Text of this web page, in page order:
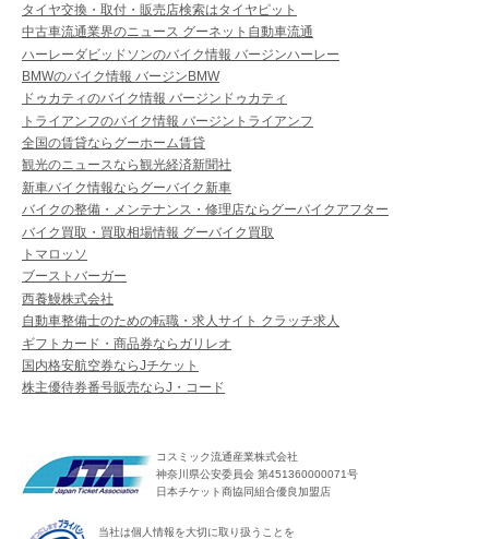
タイヤ交換・取付・販売店検索はタイヤピット
中古車流通業界のニュース グーネット自動車流通
ハーレーダビッドソンのバイク情報 バージンハーレー
BMWのバイク情報 バージンBMW
ドゥカティのバイク情報 バージンドゥカティ
トライアンフのバイク情報 バージントライアンフ
全国の賃貸ならグーホーム賃貸
観光のニュースなら観光経済新聞社
新車バイク情報ならグーバイク新車
バイクの整備・メンテナンス・修理店ならグーバイクアフター
バイク買取・買取相場情報 グーバイク買取
トマロッソ
ブーストバーガー
西養鰻株式会社
自動車整備士のための転職・求人サイト クラッチ求人
ギフトカード・商品券ならガリレオ
国内格安航空券ならJチケット
株主優待券番号販売ならJ・コード
コスミック流通産業株式会社
神奈川県公安委員会 第451360000071号
日本チケット商協同組合優良加盟店
当社は個人情報を大切に取り扱うことを